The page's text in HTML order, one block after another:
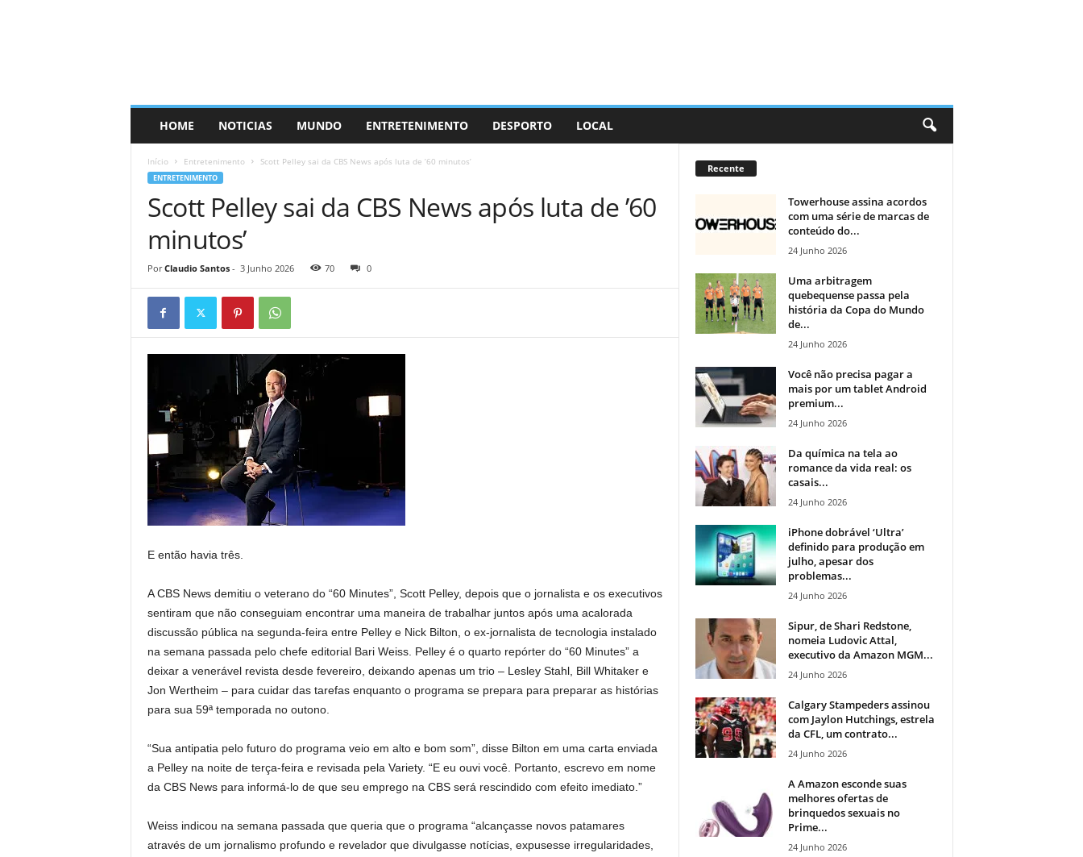
HOME NOTICIAS MUNDO ENTRETENIMENTO DESPORTO LOCAL
Início Entretenimento Scott Pelley sai da CBS News após luta de ’60 minutos’
ENTRETENIMENTO
Scott Pelley sai da CBS News após luta de ’60
minutos’
Por Claudio Santos- 3 Junho 2026 70 0
E então havia três.
A CBS News demitiu o veterano do “60 Minutes”, Scott Pelley, depois que o jornalista e os executivos
sentiram que não conseguiam encontrar uma maneira de trabalhar juntos após uma acalorada
discussão pública na segunda-feira entre Pelley e Nick Bilton, o ex-jornalista de tecnologia instalado
na semana passada pelo chefe editorial Bari Weiss. Pelley é o quarto repórter do “60 Minutes” a
deixar a venerável revista desde fevereiro, deixando apenas um trio – Lesley Stahl, Bill Whitaker e
Jon Wertheim – para cuidar das tarefas enquanto o programa se prepara para preparar as histórias
para sua 59ª temporada no outono.
“Sua antipatia pelo futuro do programa veio em alto e bom som”, disse Bilton em uma carta enviada
a Pelley na noite de terça-feira e revisada pela Variety. “E eu ouvi você. Portanto, escrevo em nome
da CBS News para informá-lo de que seu emprego na CBS será rescindido com efeito imediato.”
Weiss indicou na semana passada que queria que o programa “alcançasse novos patamares
através de um jornalismo profundo e revelador que divulgasse notícias, expusesse irregularidades,
Recente
Towerhouse assina acordos
com uma série de marcas de
conteúdo do...
24 Junho 2026
Uma arbitragem
quebequense passa pela
história da Copa do Mundo
de...
24 Junho 2026
Você não precisa pagar a
mais por um tablet Android
premium...
24 Junho 2026
Da química na tela ao
romance da vida real: os
casais...
24 Junho 2026
iPhone dobrável ‘Ultra’
definido para produção em
julho, apesar dos
problemas...
24 Junho 2026
Sipur, de Shari Redstone,
nomeia Ludovic Attal,
executivo da Amazon MGM...
24 Junho 2026
Calgary Stampeders assinou
com Jaylon Hutchings, estrela
da CFL, um contrato...
24 Junho 2026
A Amazon esconde suas
melhores ofertas de
brinquedos sexuais no
Prime...
24 Junho 2026